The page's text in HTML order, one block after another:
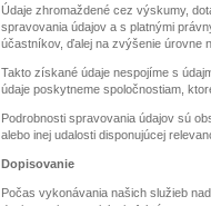
Údaje zhromaždené cez výskumy,
spravovania údajov a s platnými
účastníkov, ďalej na zvýšenie úrovne
Takto získané údaje nespojíme s
údaje poskytneme spoločnostiam,
Podrobnosti spravovania údajov sú
alebo inej udalosti disponujúcej
Dopisovanie
Počas vykonávania našich služieb